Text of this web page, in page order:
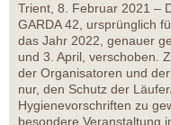
Trient, 8. Februar 2021 –
GARDA 42, ursprünglich
das Jahr 2022, genauer
und 3. April, verschoben.
der Organisatoren und
nur, den Schutz der
Hygienevorschriften zu
besondere Veranstaltung